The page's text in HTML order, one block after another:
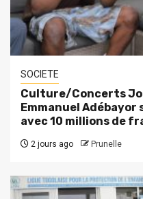
SOCIETE
Culture/Concerts
Emmanuel
avec 10 millions de
2 jours ago Prunelle